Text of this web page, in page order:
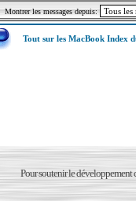
Montrer les messages depuis:
Tout sur les MacBook Index
Pour soutenir le développement